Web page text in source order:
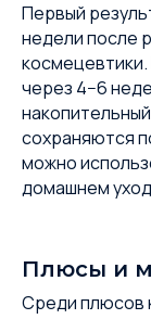
Первый
недели после
через 4−6
сохраняются
можно
домашнем
Плюсы и
Среди плюсов